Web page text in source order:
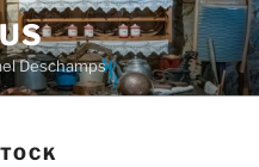
Deschamps